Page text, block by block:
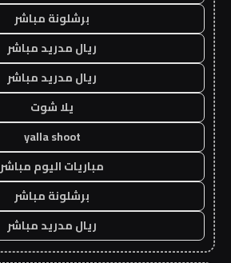
برشلونة مباشر
ريال مدريد مباشر
ريال مدريد مباشر
يلا شوت
yalla shoot
مباريات اليوم مباشر
برشلونة مباشر
ريال مدريد مباشر